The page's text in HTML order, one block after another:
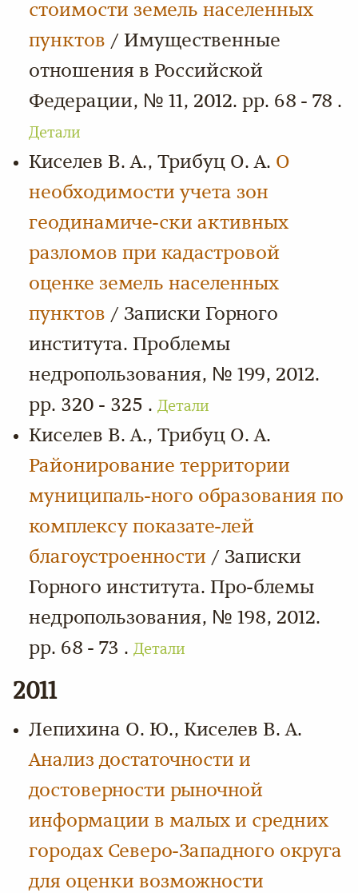
стоимости земель населенных
пунктов / Имущественные
отношения в Российской
Федерации, № 11, 2012. pp. 68 - 78 .
Детали
Киселев В. А., Трибуц О. А. О
необходимости учета зон
геодинамиче-ски активных
разломов при кадастровой
оценке земель населенных
пунктов / Записки Горного
института. Проблемы
недропользования, № 199, 2012.
pp. 320 - 325 . Детали
Киселев В. А., Трибуц О. А.
Районирование территории
муниципаль-ного образования по
комплексу показате-лей
благоустроенности / Записки
Горного института. Про-блемы
недропользования, № 198, 2012.
pp. 68 - 73 . Детали
2011
Лепихина О. Ю., Киселев В. А.
Анализ достаточности и
достоверности рыночной
информации в малых и средних
городах Северо-Западного округа
для оценки возможности